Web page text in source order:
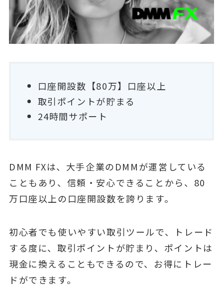
口座開設数【80万】口座以上
取引ポイントが貯まる
24時間サポート
DMM FXは、大手企業のDMMが運営している
こともあり、信頼・安心できることから、80
万口座以上の口座開設数を誇ります。
初心者でも使いやすい取引ツールで、トレード
する度に、取引ポイントが貯まり、ポイントは
現金に換えることもできるので、お得にトレー
ドができます。